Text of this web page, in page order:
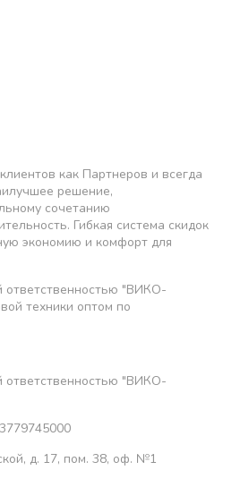
как Партнеров и всегда
решение,
сочетанию
Гибкая система скидок
экономию и комфорт для
ответственностью "ВИКО-
техники оптом по
ответственностью "ВИКО-
д. 17, пом. 38, оф. №1